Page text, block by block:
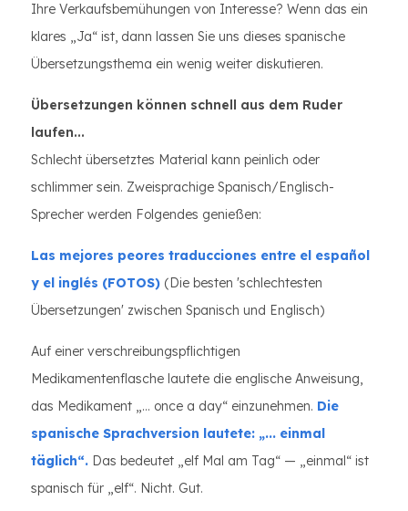
Ihre Verkaufsbemühungen von Interesse? Wenn das ein
klares „Ja“ ist, dann lassen Sie uns dieses spanische
Übersetzungsthema ein wenig weiter diskutieren.
Übersetzungen können schnell aus dem Ruder
laufen...
Schlecht übersetztes Material kann peinlich oder
schlimmer sein. Zweisprachige Spanisch/Englisch-
Sprecher werden Folgendes genießen:
Las mejores peores traducciones entre el español
y el inglés (FOTOS) (Die besten 'schlechtesten
Übersetzungen' zwischen Spanisch und Englisch)
Auf einer verschreibungspflichtigen
Medikamentenflasche lautete die englische Anweisung,
das Medikament „... once a day“ einzunehmen. Die
spanische Sprachversion lautete: „... einmal
täglich“. Das bedeutet „elf Mal am Tag“ — „einmal“ ist
spanisch für „elf“. Nicht. Gut.